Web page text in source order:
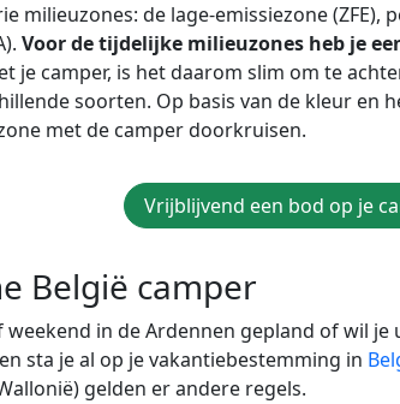
milieuzones: de lage-emissiezone (ZFE),
Voor de tijdelijke milieuzones heb je
je camper, is het daarom slim om te
soorten. Op basis van de kleur en
met de camper doorkruisen.
Vrijblijvend een bod op je
België camper
weekend in de Ardennen gepland of wil
sta je al op je vakantiebestemming in
gelden er andere regels.